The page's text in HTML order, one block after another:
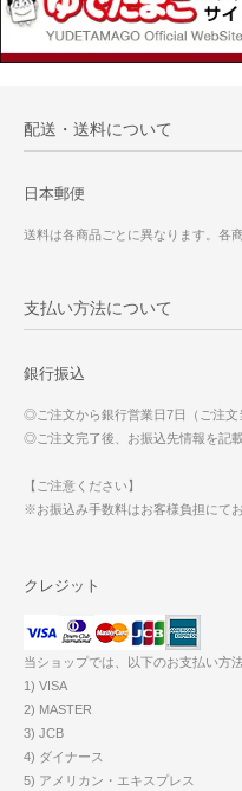
配送・送料について
日本郵便
送料は各商品ごとに異なります。各
支払い方法について
銀行振込
◎ご注文から銀行営業日7日（ご注文
◎ご注文完了後、お振込先情報を記
【ご注意ください】
※お振込み手数料はお客様負担にて
クレジット
当ショップでは、以下のお支払い方
1) VISA
2) MASTER
3) JCB
4) ダイナース
5) アメリカン・エキスプレス